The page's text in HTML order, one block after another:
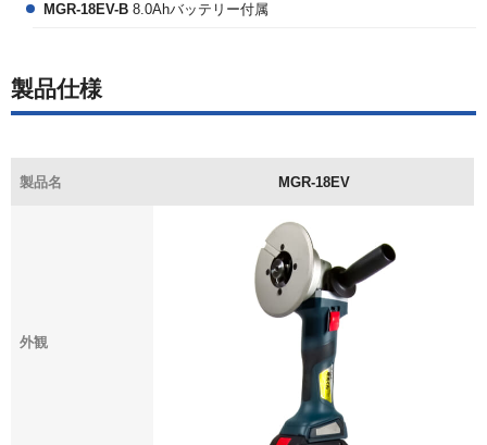
MGR-18EV-B 8.0Ahバッテリー付属
製品仕様
製品名 MGR-18EV
外観